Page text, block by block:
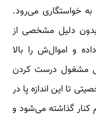
خواستگاری می‌رود.
بدون دلیل مشخصی از
و اموال‌ش را بالا
مشغول درست کردن
تا این اندازه پا در
گذاشته می‌شود و